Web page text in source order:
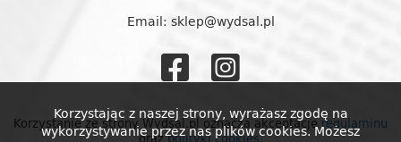
Email: sklep@wydsal.pl
Salezjańskie
Korzystanie ze strony Wydsal.pl oznacza akceptacjęregulaminu
orazpolityki cookies.
Korzystając z naszej strony, wyrażasz zgodę na
wykorzystywanie przez nas plików cookies. Możesz